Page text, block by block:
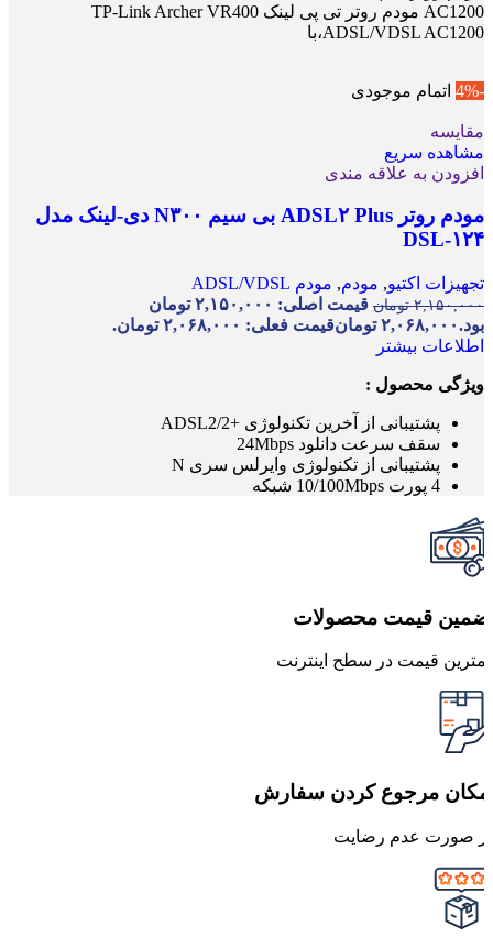
AC1200 مودم روتر تی پی لینک TP-Link Archer VR400
ADSL/VDSL AC1200،با
-4% اتمام موجودی
مقایسه
مشاهده سریع
افزودن به علاقه مندی
مودم روتر ADSL۲ Plus بی سیم N۳۰۰ دی-لینک مدل
DSL-۱۲۴
تجهیزات اکتیو, مودم, مودم ADSL/VDSL
۲,۱۵۰,۰۰۰ تومان
قیمت اصلی: ۲,۱۵۰,۰۰۰ تومان
بود.۲,۰۶۸,۰۰۰ تومانقیمت فعلی: ۲,۰۶۸,۰۰۰ تومان.
اطلاعات بیشتر
ویژگی محصول :
پشتیبانی از آخرین تکنولوژی +ADSL2/2
سقف سرعت دانلود 24Mbps
پشتیبانی از تکنولوژی وایرلس سری N
4 پورت 10/100Mbps شبکه
قیمت محصولات
قیمت در سطح اینترنت
مرجوع کردن سفارش
صورت عدم رضایت